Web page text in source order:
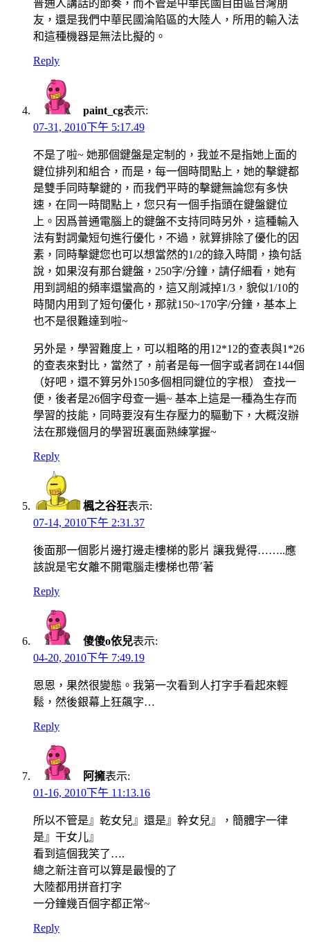
普通人講話的節奏，而不管是中華民國自由區台灣朋
友，還是我們中華民國淪陷區的大陸人，所用的輸入法
和這種機器是無法比擬的。
Reply
paint_cg表示:
07-31, 2010下午 5:17.49
不是了啦~ 她那個鍵盤是定制的，我並不是指她上面的
鍵位排列和組合，而是，每一個時間點上，她的擊鍵都
是雙手同時擊鍵的，而我們平時的擊鍵無論您有多快
速，在同一時間點上，您只有一個手指頭在鍵盤鍵位
上。因爲普通電腦上的鍵盤不支持同時另外，這種輸入
法有對詞彙短句進行優化，不過，就算排除了優化的因
素，同時擊鍵您也可以想當然的1/2的錄入時間，換句話
說，如果沒有那台鍵盤，250字/分鐘，請仔細看，她有
用到詞組的頻率還蠻高的，這又削減掉1/3，貌似1/10的
時閒内用到了短句優化，那就150~170字/分鐘，基本上
也不是很難達到啦~
另外是，學習難度上，可以粗略的用12*12的查表與1*26
的查表來對比，當然了，前者是每一個字或者詞在144個
（好吧，還不算另外150多個相同鍵位的字根） 查找一
便，後者是26個字母查一遍~ 基本上這是一種為生存而
學習的技能，同時要沒有生存壓力的驅動下，大概沒辦
法在那幾個月的學習班裏面熟練掌握~
Reply
楓之谷狂表示:
07-14, 2010下午 2:31.37
後面那一個影片邊打邊走樓梯的影片 讓我覺得……..應
該說是宅女離不開電腦走樓梯也帶ˊ著
Reply
傻傻o依兒表示:
04-20, 2010下午 7:49.19
恩恩，果然很變態。我第一次看到人打字手看起來輕
鬆，然後銀幕上狂飆字…
Reply
阿擁表示:
01-16, 2010下午 11:13.16
所以不管是』乾女兒』還是』幹女兒』，簡體字一律
是』干女儿』
看到這個我笑了….
總之新注音可以算是最慢的了
大陸都用拼音打字
一分鐘幾百個字都正常~
Reply